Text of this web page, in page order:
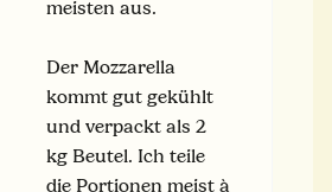
meisten aus.
Der Mozzarella
kommt gut gekühlt
und verpackt als 2
kg Beutel. Ich teile
die Portionen meist à